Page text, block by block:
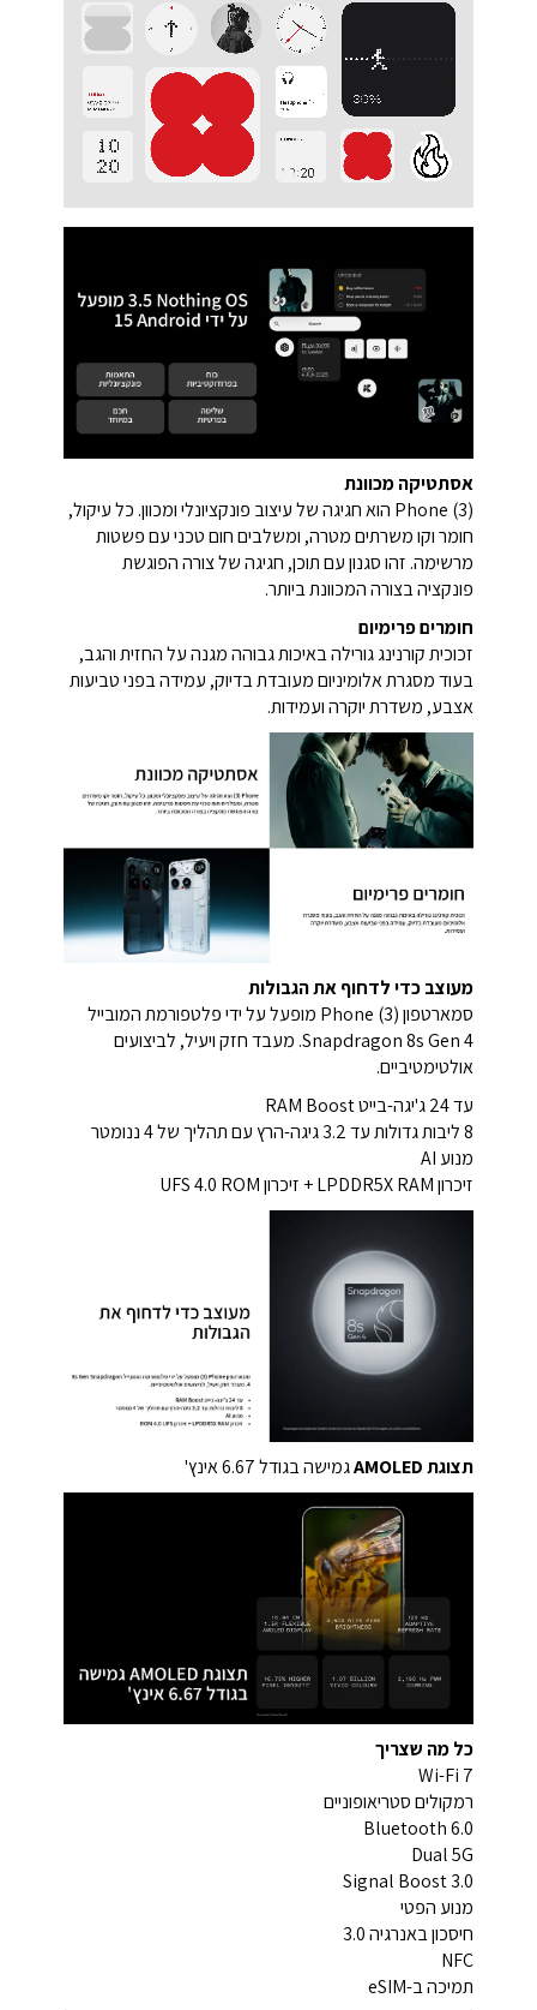
אסתטיקה מכוונת
Phone (3) הוא חגיגה של עיצוב פונקציונלי ומכוון. כל עיקול,
חומר וקו משרתים מטרה, ומשלבים חום טכני עם פשטות
מרשימה. זהו סגנון עם תוכן, חגיגה של צורה הפוגשת
פונקציה בצורה המכוונת ביותר.
חומרים פרימיום
זכוכית קורנינג גורילה באיכות גבוהה מגנה על החזית והגב,
בעוד מסגרת אלומיניום מעובדת בדיוק, עמידה בפני טביעות
אצבע, משדרת יוקרה ועמידות.
מעוצב כדי לדחוף את הגבולות
סמארטפוןPhone (3) מופעל על ידי פלטפורמת המובייל
Snapdragon 8s Gen 4. מעבד חזק ויעיל, לביצועים
אולטימטיביים.
עד 24 ג'יגה-בייט RAM Boost
8 ליבות גדולות עד 3.2 גיגה-הרץ עם תהליך של 4 ננומטר
מנוע AI
זיכרון LPDDR5X RAM + זיכרון UFS 4.0 ROM
תצוגת AMOLED גמישה בגודל 6.67 אינץ'
כל מה שצריך
Wi-Fi 7
רמקולים סטריאופוניים
Bluetooth 6.0
Dual 5G
Signal Boost 3.0
מנוע הפטי
חיסכון באנרגיה 3.0
NFC
תמיכה ב-eSIM